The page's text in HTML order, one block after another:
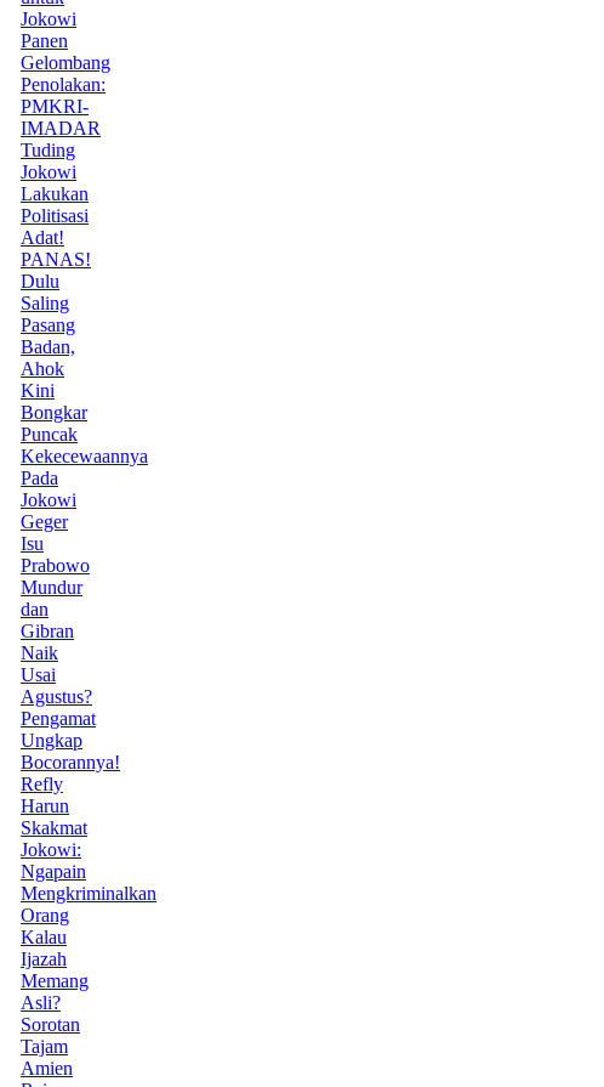
Jokowi
Panen
Gelombang
Penolakan:
PMKRI-
IMADAR
Tuding
Jokowi
Lakukan
Politisasi
Adat!
PANAS!
Dulu
Saling
Pasang
Badan,
Ahok
Kini
Bongkar
Puncak
Kekecewaannya
Pada
Jokowi
Geger
Isu
Prabowo
Mundur
dan
Gibran
Naik
Usai
Agustus?
Pengamat
Ungkap
Bocorannya!
Refly
Harun
Skakmat
Jokowi:
Ngapain
Mengkriminalkan
Orang
Kalau
Ijazah
Memang
Asli?
Sorotan
Tajam
Amien